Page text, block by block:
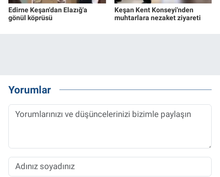
Edirne Keşan'dan Elazığ'a
gönül köprüsü
Keşan Kent Konseyi'nden
muhtarlara nezaket ziyareti
Yorumlar